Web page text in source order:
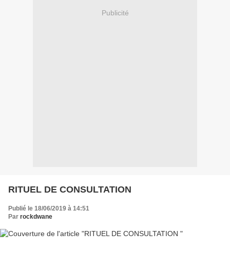
Publicité
RITUEL DE CONSULTATION
Publié le 18/06/2019 à 14:51
Par rockdwane